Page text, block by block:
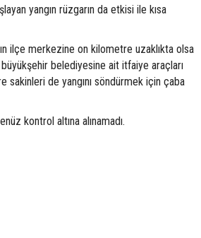
yangın rüzgarın da etkisi ile kısa
ilçe merkezine on kilometre uzaklıkta olsa
belediyesine ait itfaiye araçları
de yangını söndürmek için çaba
kontrol altına alınamadı.